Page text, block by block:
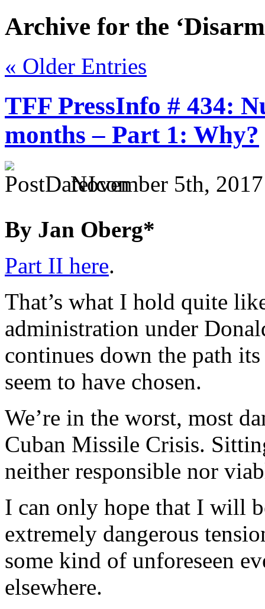
Archive for the
« Older Entries
TFF PressInfo # 434:
months – Part 1: Why?
November 5th,
By Jan Oberg*
Part II here.
That’s what I hold quite
administration under
continues down the path
seem to have chosen.
We’re in the worst, most
Cuban Missile Crisis.
neither responsible nor
I can only hope that I will
extremely dangerous
some kind of unforeseen
elsewhere.